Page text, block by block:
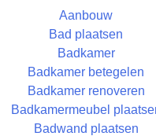
Aanbouw
Bad plaatsen
Badkamer
Badkamer betegelen
Badkamer renoveren
Badkamermeubel
Badwand plaatsen